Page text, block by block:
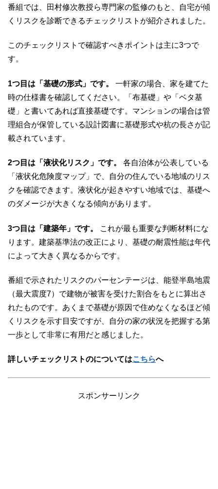
番組では、田村修次教授ら専門家の監修のもと、自宅が傾
くリスクを診断できるチェックリストが紹介されました。
このチェックリストで確認すべきポイントは主に3つで
す。
1つ目は「基礎の形式」です。
一軒家の場合、家を建てた
時の仕様書を確認してください。「布基礎」や「ベタ基
礎」と書いてあれば直接基礎です。マンションの場合は管
理組合が保管している設計図書に基礎形式や杭の長さが記
載されています。
2つ目は「液状化リスク」です。
各自治体が公表している
「液状化危険度マップ」で、自分の住んでいる地域のリス
クを確認できます。液状化が起きやすい地域では、基礎へ
のダメージが大きくなる傾向があります。
3つ目は「建築年」です。
これが最も重要な判断材料にな
ります。建築基準法の改正により、基礎の耐震性能は年代
によって大きく異なるからです。
番組で示されたリスクのパーセンテージは、能登半島地震
（最大震度7）で建物が被害を受けた割合をもとに算出さ
れたものです。あくまで基礎が原因で住めなくなるほど傾
くリスクを示す目安ですが、自分の家の状況を把握する第
一歩として非常に有用だと感じました。
詳しいチェックリストのについてはこちらへ
スポンサーリンク